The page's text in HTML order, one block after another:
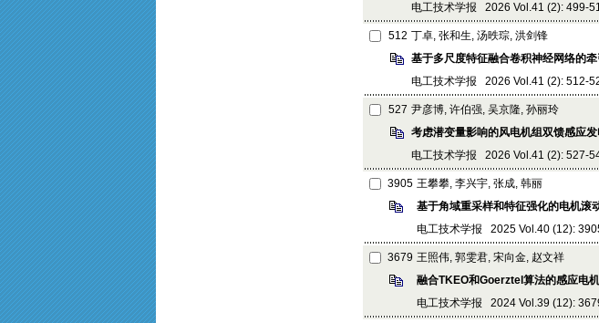
电工技术学报 2026 Vol.41 (2): 499-
512 丁卓, 张和生, 汤昳琮, 洪剑锋
基于多尺度特征融合卷积神经网络的
电工技术学报 2026 Vol.41 (2): 512-
527 尹彦博, 许伯强, 吴京隆, 孙丽玲
考虑潜变量影响的风电机组双馈感应
电工技术学报 2026 Vol.41 (2): 527-
3905 王攀攀, 李兴宇, 张成, 韩丽
基于角域重采样和特征强化的电机滚
电工技术学报 2025 Vol.40 (12):
3679 王照伟, 郭雯君, 宋向金, 赵文祥
融合TKEO和Goerztel算法的感应电
电工技术学报 2024 Vol.39 (12):